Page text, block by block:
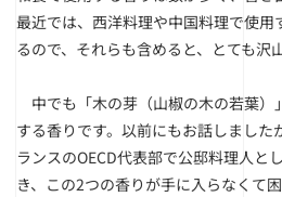
最近では、西洋料理や中国料理で使
るので、それらも含めると、とても沢
中でも「木の芽（山椒の木の若葉）
する香りです。以前にもお話しました
ランスのOECD代表部で公邸料理人と
き、この2つの香りが手に入らなくて